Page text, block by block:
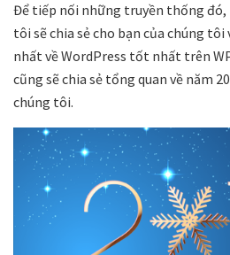
Để tiếp nối những truyền thống đó,
tôi sẽ chia sẻ cho bạn của chúng
nhất về WordPress tốt nhất trên
cũng sẽ chia sẻ tổng quan về năm
chúng tôi.